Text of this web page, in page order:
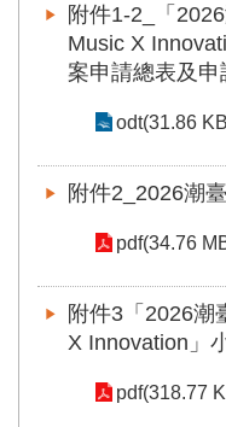
附件1-2_「
Music X
案申請總表及申
odt(31.86
附件2_2026潮
pdf(34.76
附件3「2026潮
X Innovation」
pdf(318.77